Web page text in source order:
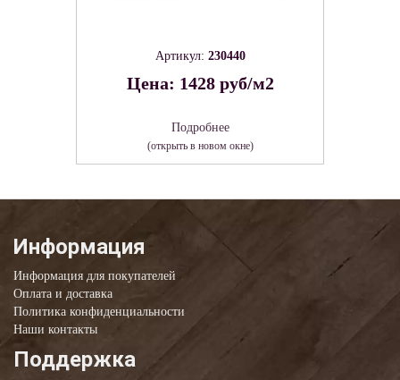
Артикул: 230440
Цена: 1428 руб/м2
Подробнее
(открыть в новом окне)
Информация
Информация для покупателей
Оплата и доставка
Политика конфиденциальности
Наши контакты
Поддержка